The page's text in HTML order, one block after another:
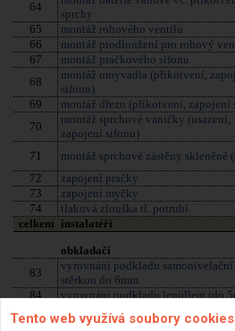
Tento web využívá soubory cookies